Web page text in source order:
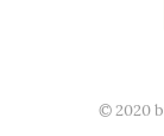
© 2020